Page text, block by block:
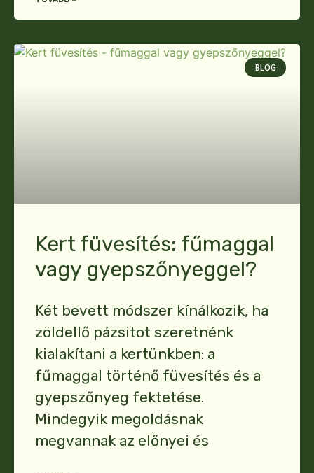
BLOG
Kert füvesítés: fűmaggal
vagy gyepszőnyeggel?
Két bevett módszer kínálkozik, ha
zöldellő pázsitot szeretnénk
kialakítani a kertünkben: a
fűmaggal történő füvesítés és a
gyepszőnyeg fektetése.
Mindegyik megoldásnak
megvannak az előnyei és